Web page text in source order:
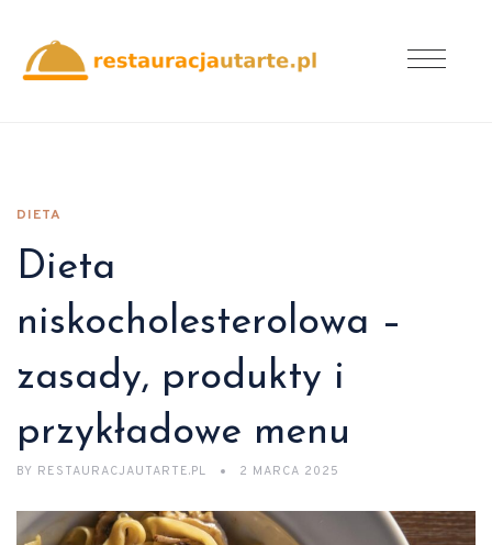
DIETA
Dieta
niskocholesterolowa –
zasady, produkty i
przykładowe menu
BY RESTAURACJAUTARTE.PL 2 MARCA 2025